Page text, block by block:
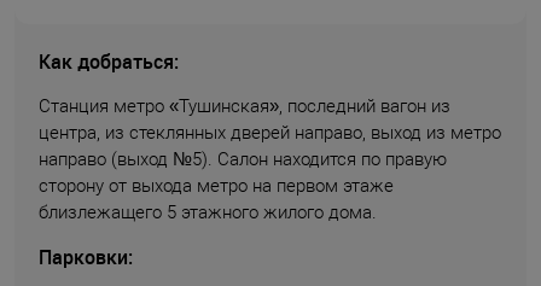
Как добраться:
Станция метро «Тушинская», последний вагон из
центра, из стеклянных дверей направо, выход из метро
направо (выход №5). Салон находится по правую
сторону от выхода метро на первом этаже
близлежащего 5 этажного жилого дома.
Парковки: